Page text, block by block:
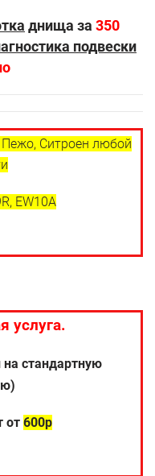
днища за 350
подвески
Ситроен любой
EW10A
услуга.
стандартную
от 600р